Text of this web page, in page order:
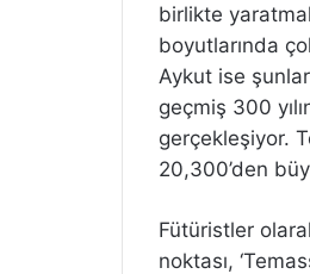
birlikte
boyutlarında
Aykut ise
geçmiş 300
gerçekleşiyor.
20,300’den
Fütüristler
noktası,